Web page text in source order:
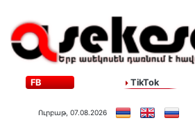
FB TikTok
Ուրբաթ, 07.08.2026